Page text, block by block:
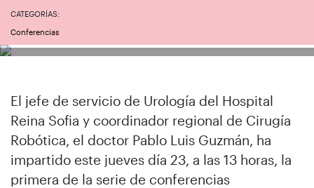
CATEGORÍAS:
Conferencias
El jefe de servicio de Urología del Hospital
Reina Sofia y coordinador regional de Cirugía
Robótica, el doctor Pablo Luis Guzmán, ha
impartido este jueves día 23, a las 13 horas, la
primera de la serie de conferencias